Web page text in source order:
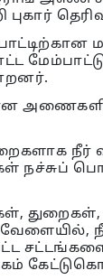
நீர்
வேளையில்,